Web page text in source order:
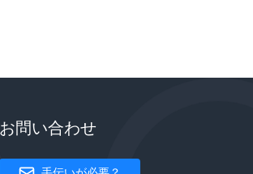
お問い合わせ